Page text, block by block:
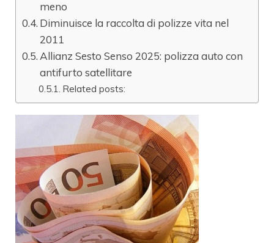
meno
Diminuisce la raccolta di polizze vita nel
2011
Allianz Sesto Senso 2025: polizza auto con
antifurto satellitare
Related posts: